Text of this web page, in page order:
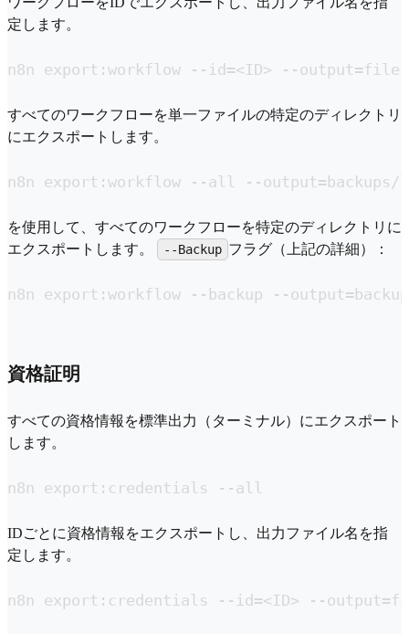
定します。
n8n export:workflow --id=<ID> --
すべてのワークフローを単一ファイルの特定のディレクトリ
にエクスポートします。
n8n export:workflow --all --
を使用して、すべてのワークフローを特定のディレクトリに
エクスポートします。
--Backup フラグ（上記の詳細）：
n8n export:workflow --backup --
資格証明
すべての資格情報を標準出力（ターミナル）にエクスポート
します。
n8n export:credentials --all
IDごとに資格情報をエクスポートし、出力ファイル名を指
定します。
n8n export:credentials --id=<ID> --